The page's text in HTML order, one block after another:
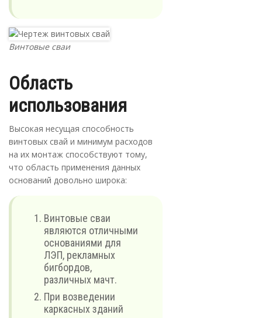
Винтовые сваи
Область
использования
Высокая несущая способность
винтовых свай и минимум расходов
на их монтаж способствуют тому,
что область применения данных
оснований довольно широка:
Винтовые сваи
являются отличными
основаниями для
ЛЭП, рекламных
бигбордов,
различных мачт.
При возведении
каркасных зданий